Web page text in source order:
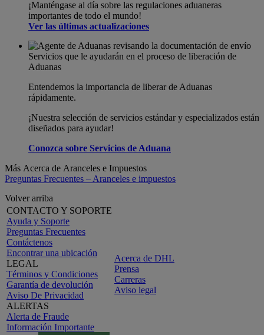
¡Manténgase al día sobre las regulaciones aduaneras
importantes de todo el mundo!
Ver las últimas actualizaciones
Servicios que le ayudarán en el proceso de liberación de
Aduanas
Entendemos la importancia de liberar de Aduanas
rápidamente.
¡Nuestra selección de servicios estándar y especializados están
diseñados para ayudar!
Conozca sobre Servicios de Aduana
Más Acerca de Aranceles e Impuestos
Preguntas Frecuentes – Aranceles e impuestos
Volver arriba
CONTACTO Y SOPORTE
Ayuda y Soporte
Preguntas Frecuentes
Contáctenos
Encontrar una ubicación
LEGAL
Términos y Condiciones
Garantía de devolución
Aviso De Privacidad
ALERTAS
Alerta de Fraude
Información Importante
Acerca de DHL
Prensa
Carreras
Aviso legal